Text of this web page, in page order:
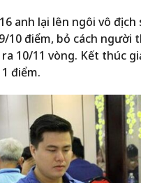
anh lại lên ngôi vô
10 điểm, bỏ cách người
10/11 vòng. Kết thúc
điểm.